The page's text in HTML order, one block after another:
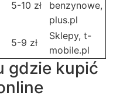
5-10 zł
benzynowe,
plus.pl
5-9 zł
Sklepy, t-
mobile.pl
gdzie kupić